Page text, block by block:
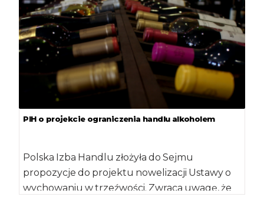
PIH o projekcie ograniczenia handlu alkoholem
Polska Izba Handlu złożyła do Sejmu
propozycje do projektu nowelizacji Ustawy o
wychowaniu w trzeźwości. Zwraca uwagę, że